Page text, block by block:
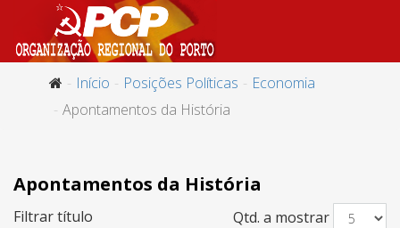
Início Posições Políticas
Economia
Apontamentos da História
Apontamentos da História
Filtrar título Qtd. a mostrar